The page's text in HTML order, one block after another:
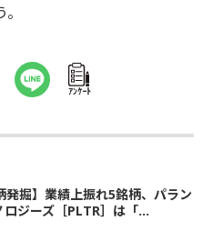
ｱﾝｹｰﾄ
発掘】業績上振れ5銘柄、パラン
ロジーズ［PLTR］は「...